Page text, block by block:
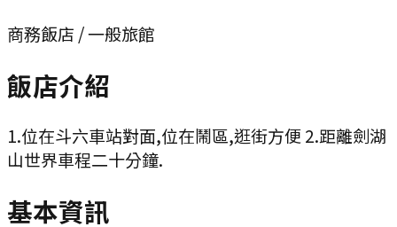
商務飯店 / 一般旅館
飯店介紹
1.位在斗六車站對面,位在鬧區,逛街方便 2.距離劍湖
山世界車程二十分鐘.
基本資訊